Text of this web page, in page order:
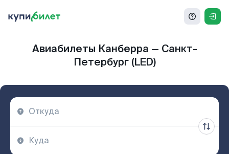
Авиабилеты Канберра — Санкт-
Петербург (LED)